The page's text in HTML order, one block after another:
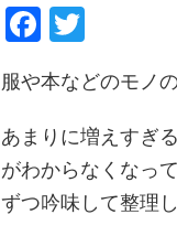
服や本などのモノ
あまりに増えすぎ
がわからなくなっ
ずつ吟味して整理